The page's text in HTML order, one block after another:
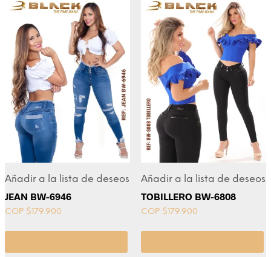
Añadir a la lista de deseos
JEAN BW-6946
COP $ 179.900
Añadir a la lista de deseos
TOBILLERO BW-6808
COP $ 179.900